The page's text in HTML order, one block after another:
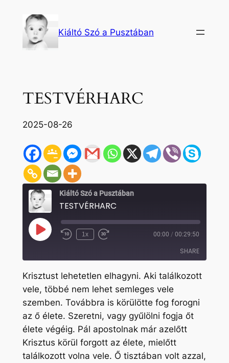
tartalomhoz
Kiáltó Szó a Pusztában
TESTVÉRHARC
2025-08-26
Kiáltó Szó a Pusztában
TESTVÉRHARC
Play
Episode Rewind
1x
Fast
seconds
00:00 / 00:29:50
SHARE
SHARE
LINK
EMBED
Krisztust lehetetlen elhagyni. Aki találkozott
vele, többé nem lehet semleges vele
szemben. Továbbra is körülötte fog forogni
az ő élete. Szeretni, vagy gyűlölni fogja őt
élete végéig. Pál apostolnak már azelőtt
Krisztus körül forgott az élete, mielőtt
találkozott volna vele. Ő tisztában volt azzal,